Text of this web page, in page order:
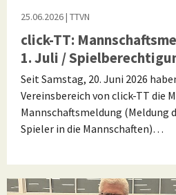
25.06.2026| TTVN
click-TT:
1. Juli /
Seit Samstag, 20. Juni 2026
Vereinsbereich von click-TT die
Mannschaftsmeldung (Meldung
Spieler in die Mannschaften)…